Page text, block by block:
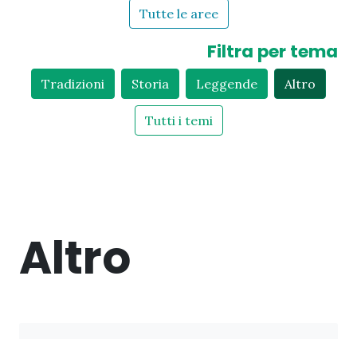
Tutte le aree
Filtra per tema
Tradizioni Storia Leggende Altro
Tutti i temi
Altro